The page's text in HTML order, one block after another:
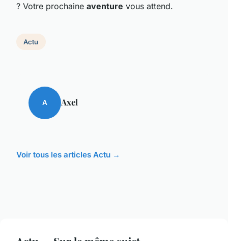
? Votre prochaine aventure vous attend.
Actu
A Axel
Voir tous les articles Actu →